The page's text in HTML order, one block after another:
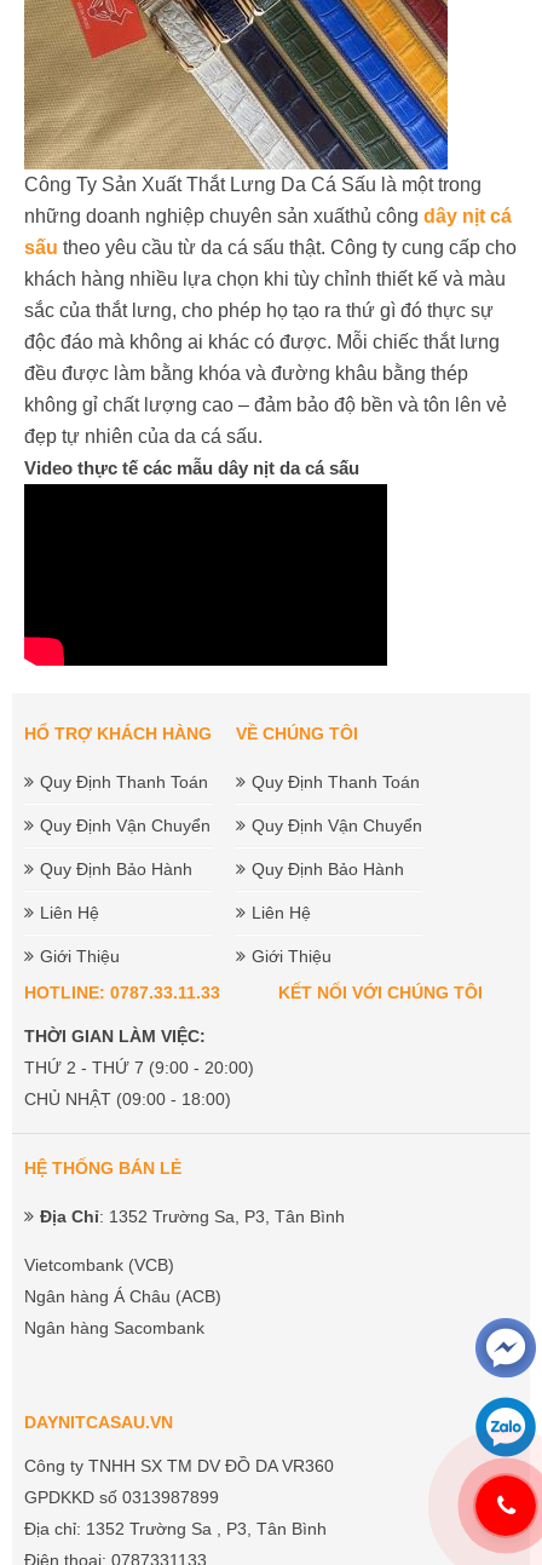
Công Ty Sản Xuất Thắt Lưng Da Cá Sấu là một trong
những doanh nghiệp chuyên sản xuấthủ công dây nịt cá
sấu theo yêu cầu từ da cá sấu thật. Công ty cung cấp cho
khách hàng nhiều lựa chọn khi tùy chỉnh thiết kế và màu
sắc của thắt lưng, cho phép họ tạo ra thứ gì đó thực sự
độc đáo mà không ai khác có được. Mỗi chiếc thắt lưng
đều được làm bằng khóa và đường khâu bằng thép
không gỉ chất lượng cao – đảm bảo độ bền và tôn lên vẻ
đẹp tự nhiên của da cá sấu.
Video thực tế các mẫu dây nịt da cá sấu
HỔ TRỢ KHÁCH HÀNG
Quy Định Thanh Toán
Quy Định Vận Chuyển
Quy Định Bảo Hành
Liên Hệ
Giới Thiệu
VỀ CHÚNG TÔI
Quy Định Thanh Toán
Quy Định Vận Chuyển
Quy Định Bảo Hành
Liên Hệ
Giới Thiệu
HOTLINE: 0787.33.11.33
THỜI GIAN LÀM VIỆC:
THỨ 2 - THỨ 7 (9:00 - 20:00)
CHỦ NHẬT (09:00 - 18:00)
KẾT NỐI VỚI CHÚNG TÔI
HỆ THỐNG BÁN LẺ
Địa Chỉ: 1352 Trường Sa, P3, Tân Bình
Vietcombank (VCB)
Ngân hàng Á Châu (ACB)
Ngân hàng Sacombank
DAYNITCASAU.VN
Công ty TNHH SX TM DV ĐỒ DA VR360
GPDKKD số 0313987899
Địa chỉ: 1352 Trường Sa , P3, Tân Bình
Điện thoại: 0787331133